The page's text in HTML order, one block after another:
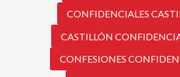
CONFIDENCIALES
CASTILLÓN
CONFESIONES